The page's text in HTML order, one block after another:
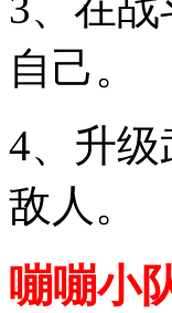
自己。
4、升
敌人。
嘣嘣小